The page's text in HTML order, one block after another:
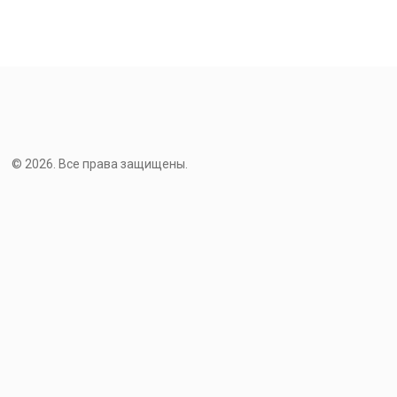
© 2026. Все права защищены.